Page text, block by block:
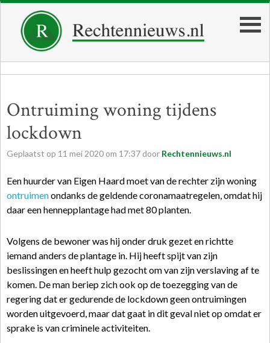
Ontruiming woning tijdens
lockdown
Geplaatst op 11 mei 2020 om 17:37 door Rechtennieuws.nl
Een huurder van Eigen Haard moet van de rechter zijn woning
ontruimenondanks de geldende coronamaatregelen, omdat hij
daar een hennepplantage had met 80 planten.
Volgens de bewoner was hij onder druk gezet en richtte
iemand anders de plantage in. Hij heeft spijt van zijn
beslissingen en heeft hulp gezocht om van zijn verslaving af te
komen. De man beriep zich ook op de toezegging van de
regering dat er gedurende de lockdown geen ontruimingen
worden uitgevoerd, maar dat gaat in dit geval niet op omdat er
sprake is van criminele activiteiten.